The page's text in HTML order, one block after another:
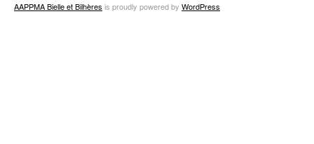
AAPPMA Bielle et Bilhères is proudly powered by WordPress